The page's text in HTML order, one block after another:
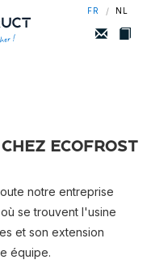
NL
/
FR
Ecofrost
notre entreprise
se trouvent l'usine
et son extension
équipe.